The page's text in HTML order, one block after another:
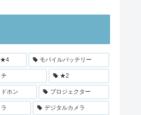
★4 モバイルバッテリー
★2
ホン プロジェクター
デジタルカメラ